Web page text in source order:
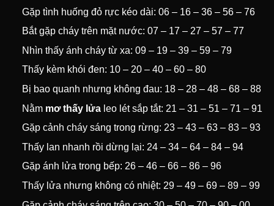
Gặp tình huống đỏ rực kéo dài: 06 – 16 – 36 – 56 – 76
Bắt gặp cháy trên mặt nước: 07 – 17 – 27 – 57 – 77
Nhìn thấy ánh cháy từ xa: 09 – 19 – 39 – 59 – 79
Thấy kèm khói đen: 10 – 20 – 40 – 60 – 80
Bị bao quanh nhưng không đau: 18 – 28 – 48 – 68 – 88
Nằm mơ thấy lửaleo lét sắp tắt: 21 – 31 – 51 – 71 – 91
Gặp cảnh cháy sáng trong rừng: 23 – 43 – 63 – 83 – 93
Thấy lan nhanh rồi dừng lại: 24 – 34 – 64 – 84 – 94
Gặp ánh lửa trong bếp: 26 – 46 – 66 – 86 – 96
Thấy lửa nhưng không có nhiệt: 29 – 49 – 69 – 89 – 99